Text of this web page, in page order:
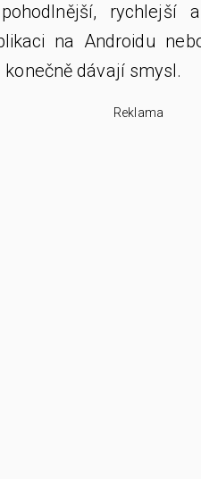
rychlejší
na Androidu
dávají smysl.
Reklama